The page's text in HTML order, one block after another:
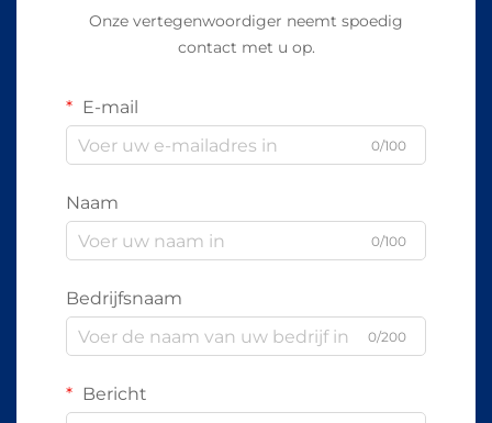
Onze vertegenwoordiger neemt spoedig
contact met u op.
E-mail
0/100
Naam
0/100
Bedrijfsnaam
0/200
Bericht